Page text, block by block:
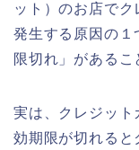
ット）のお店で
発生する原因の１
限切れ」があるこ
実は、クレジット
効期限が切れると